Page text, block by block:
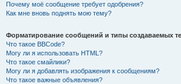
Почему моё сообщение требует одобрения?
Как мне вновь поднять мою тему?
Форматирование сообщений и типы создаваемых
Что такое BBCode?
Могу ли я использовать HTML?
Что такое смайлики?
Могу ли я добавлять изображения к сообщениям?
Что такое важные объявления?